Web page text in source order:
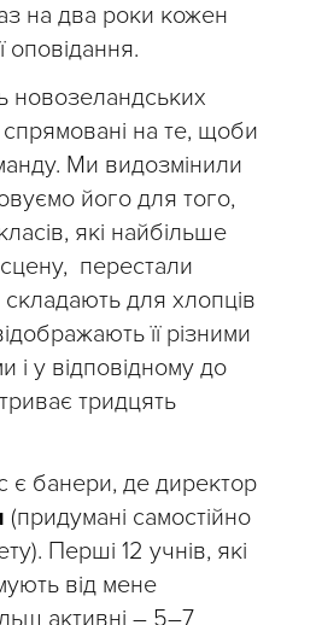
на два роки кожен
новозеландських
спрямовані на те, щоби
Ми видозмінили
його для того,
які найбільше
перестали
для хлопців
її різними
і у відповідному до
тридцять
є банери, де директор
(придумані самостійно
Перші 12 учнів, які
від мене
активні – 5–7